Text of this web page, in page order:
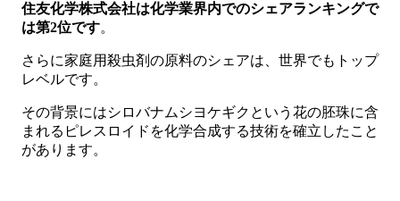
住友化学株式会社は化学業界内でのシェアランキングで
は第2位です。
さらに家庭用殺虫剤の原料のシェアは、世界でもトップ
レベルです。
その背景にはシロバナムシヨケギクという花の胚珠に含
まれるピレスロイドを化学合成する技術を確立したこと
があります。